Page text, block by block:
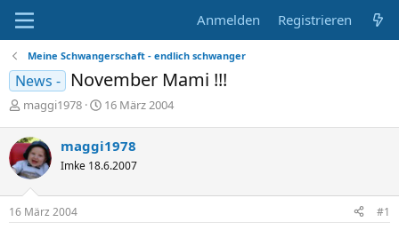
Anmelden Registrieren
Meine Schwangerschaft - endlich schwanger
News - November Mami !!!
E
s
t
e
l
l
e
maggi1978
E
e
l
16 März 2004
maggi1978
Imke 18.6.2007
16 März 2004 #1